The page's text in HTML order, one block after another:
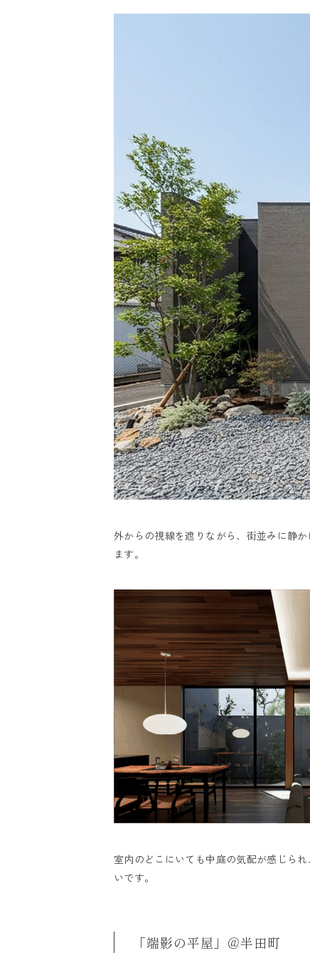
外からの視線を遮りながら、街並みに静
ます。
室内のどこにいても中庭の気配が感じら
いです。
「端影の平屋」＠半田町